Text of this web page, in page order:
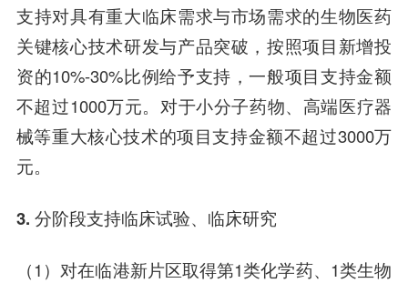
支持对具有重大临床需求与市场需求的生物医药
关键核心技术研发与产品突破，按照项目新增投
资的10%-30%比例给予支持，一般项目支持金额
不超过1000万元。对于小分子药物、高端医疗器
械等重大核心技术的项目支持金额不超过3000万
元。
3. 分阶段支持临床试验、临床研究
（1）对在临港新片区取得第1类化学药、1类生物